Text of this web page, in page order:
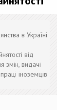
в Україні
від
змін, видачі
іноземців